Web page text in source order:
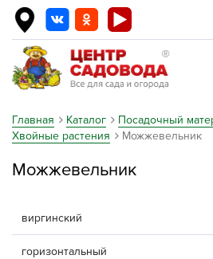
Главная Каталог
Посадочный
Хвойные растения
Можжевельник
Можжевельник
виргинский
горизонтальный